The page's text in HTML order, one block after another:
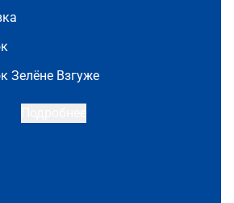
Зелёне Взгуже